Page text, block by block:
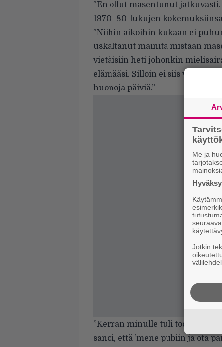
”En ollut masentunut
1970–80-lukujen
”Niihin aikoihin kukaan ei
uskaltanut mainita mistään
vietäisiin heti johonkin
elämääsi. Silloin ei siis voinut
huonoja päiviä.”
”Kerran minulle tuli todella
sanoi, että ’mene pubiin ja ota
Me ja
Jotkin